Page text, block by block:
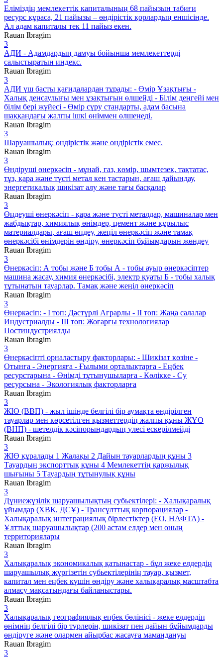
Еліміздің мемлекеттік капиталының 68 пайызын табиғи
ресурс құраса, 21 пайызы – өндірістік қорлардың еншісінде.
Ал адам капиталы тек 11 пайыз екен.
Rauan Ibragim
3
АДИ - Адамдардың дамуы бойынша мемлекеттерді
салыстыратын индекс.
Rauan Ibragim
3
АДИ үш басты қағидалардан тұрады: - Өмір Ұзақтығы -
Халық денсаулығы мен ұзақтығын өлшейді - Білім деңгейі мен
білім бері жүйесі - Өмір сүру стандарты, адам басына
шаққандағы жалпы ішкі өніммен өлшенеді.
Rauan Ibragim
3
Шаруашылық: өндірістік және өндірістік емес.
Rauan Ibragim
3
Өндіруші өнеркәсіп - мұнай, газ, көмір, шымтезек, тақтатас,
тұз, қара және түсті метал кен тастарын, ағаш дайындау,
энергетикалық шикізат алу және тағы басқалар
Rauan Ibragim
3
Өңдеуші өнеркәсіп - қара және түсті металдар, машиналар мен
жабдықтар, химиялық өнімдер, цемент және құрылыс
материалдары, ағаш өңдеу, жеңіл өнеркәсіп және тамақ
өнеркәсібі өнімдерін өндіру, өнеркәсіп бұйымдарын жөндеу
Rauan Ibragim
3
Өнеркәсіп: А тобы және Б тобы А - тобы ауыр өнеркәсіптер
машина жасау, химия өнеркәсібі, электр қуаты Б - тобы халық
тұтынатын тауарлар. Тамақ және жеңіл өнеркәсіп
Rauan Ibragim
3
Өнеркәсіп: - І топ: Дәстүрлі Аграрлы - ІІ топ: Жаңа салалар
Индустриалды - ІІІ топ: Жоғарғы технологиялар
Постиндустриялды
Rauan Ibragim
3
Өнеркәсіпті орналастыру факторлары: - Шикізат көзіне -
Отынға - Энергияға - Ғылыми орталықтарға - Еңбек
ресурстарына - Өнімді тұтынушыларға - Көлікке - Су
ресурсына - Экологиялық факторларға
Rauan Ibragim
3
ЖІӨ (ВВП) - жыл ішінде белгілі бір аумақта өндірілген
тауарлар мен көрсетілген қызметтердің жалпы құны ЖҰӨ
(ВНП) - шетелдік кәсіпорындардың үлесі ескерілмейді
Rauan Ibragim
3
ЖІӨ құралады 1 Жалақы 2 Дайын тауарлардың құны 3
Тауардың экспорттық құны 4 Мемлекеттің қаржылық
шығыны 5 Тауардың тұтынулық құны
Rauan Ibragim
3
Дүниежүзілік шаруашылықтың субьектілері: - Халықаралық
ұйымдар (ХВК, ДСҰ) - Трансұлттық корпорациялар -
Халықаралық интеграциялық бірлестіктер (ЕО, НАФТА) -
Ұлттық шаруашылықтар (200 астам елдер мен оның
территориялары
Rauan Ibragim
3
Халықаралық экономикалық қатынастар - бұл жеке елдердің
шаруашылық жүргізетін субьектілерінің тауар, қызмет,
капитал мен еңбек күшін өндіру және халықаралық масштабта
алмасу мақсатындағы байланыстары.
Rauan Ibragim
3
Халықаралық географиялық еңбек бөлінісі - жеке елдердің
өнімнің белгілі бір түрлерін, шикізат пен дайын бұйымдарды
өндіруге және олармен айырбас жасауға мамандануы
Rauan Ibragim
3